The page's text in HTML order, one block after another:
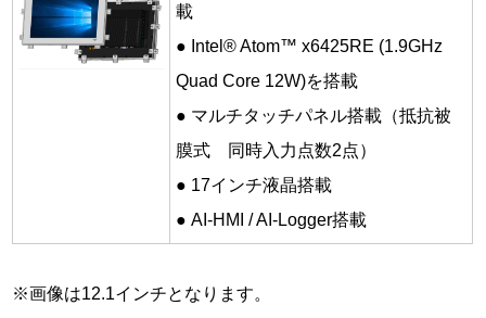
載
● Intel® Atom™ x6425RE (1.9GHz
Quad Core 12W)を搭載
● マルチタッチパネル搭載（抵抗被
膜式 同時入力点数2点）
● 17インチ液晶搭載
● AI-HMI / AI-Logger搭載
※画像は12.1インチとなります。